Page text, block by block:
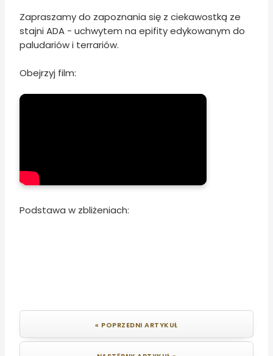
Zapraszamy do zapoznania się z ciekawostką ze
stajni ADA - uchwytem na epifity edykowanym do
paludariów i terrariów.
Obejrzyj film:
Podstawa w zbliżeniach:
« POPRZEDNI ARTYKUŁ